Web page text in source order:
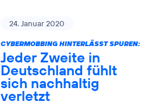
24. Januar 2020
CYBERMOBBING HINTERLÄSST SPUREN:
Jeder Zweite in
Deutschland fühlt
sich nachhaltig
verletzt